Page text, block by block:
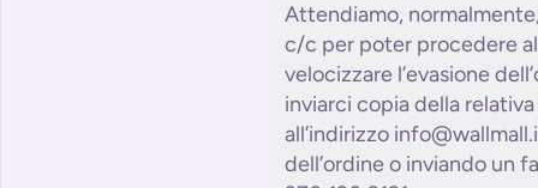
Attendiamo,
c/c per poter procedere
velocizzare l’evasione
inviarci copia della
all’indirizzo
dell’ordine o inviando un